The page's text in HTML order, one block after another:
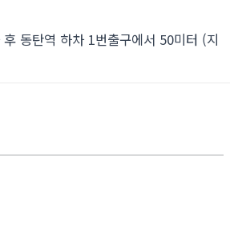
동탄역 하차 1번출구에서 50미터 (지